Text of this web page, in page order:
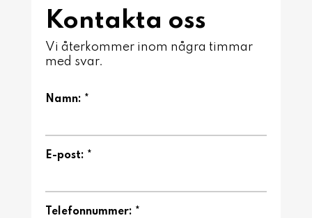
Kontakta oss
Vi återkommer inom några timmar
med svar.
Namn: *
E-post: *
Telefonnummer: *